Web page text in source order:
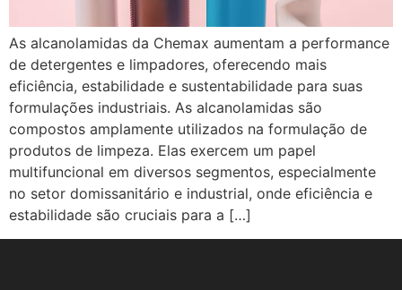
As alcanolamidas da Chemax aumentam a performance
de detergentes e limpadores, oferecendo mais
eficiência, estabilidade e sustentabilidade para suas
formulações industriais. As alcanolamidas são
compostos amplamente utilizados na formulação de
produtos de limpeza. Elas exercem um papel
multifuncional em diversos segmentos, especialmente
no setor domissanitário e industrial, onde eficiência e
estabilidade são cruciais para a […]